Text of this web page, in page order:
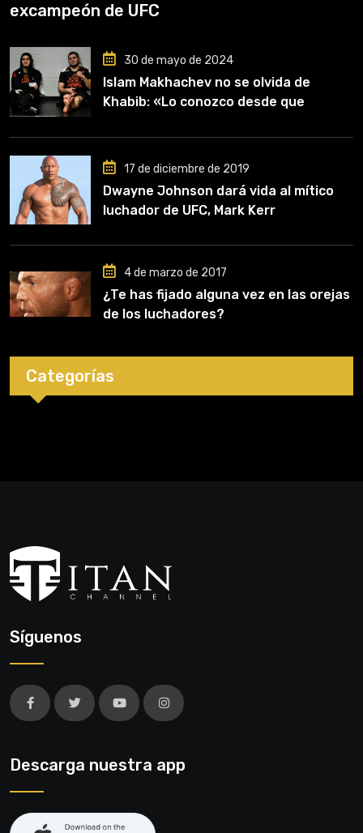
excampeón de UFC
30 de mayo de 2024
Islam Makhachev no se olvida de
Khabib: «Lo conozco desde que
clave en mi carrera»
17 de diciembre de 2019
Dwayne Johnson dará vida al mítico
luchador de UFC, Mark Kerr
4 de marzo de 2017
¿Te has fijado alguna vez en las orejas
de los luchadores?
Categorías
Síguenos
Descarga nuestra app